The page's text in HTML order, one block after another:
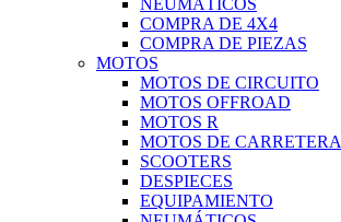
NEUMÁTICOS
COMPRA DE 4X4
COMPRA DE PIEZAS
MOTOS
MOTOS DE CIRCUITO
MOTOS OFFROAD
MOTOS R
MOTOS DE CARRETERA
SCOOTERS
DESPIECES
EQUIPAMIENTO